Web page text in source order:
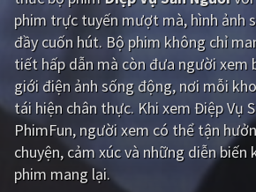
QUỐC GIA
Âu - Mỹ Trung
Hàn Quốc Nhật Bản
Ấn Độ Việt Nam
Tổng hợp
phim trực tuyến mượt mà, hình ảnh
đầy cuốn hút. Bộ phim không chỉ
tiết hấp dẫn mà còn đưa người xem
giới điện ảnh sống động, nơi mỗi
tái hiện chân thực. Khi xem Điệp Vụ
PhimFun, người xem có thể tận
chuyện, cảm xúc và những diễn biến
phim mang lại.